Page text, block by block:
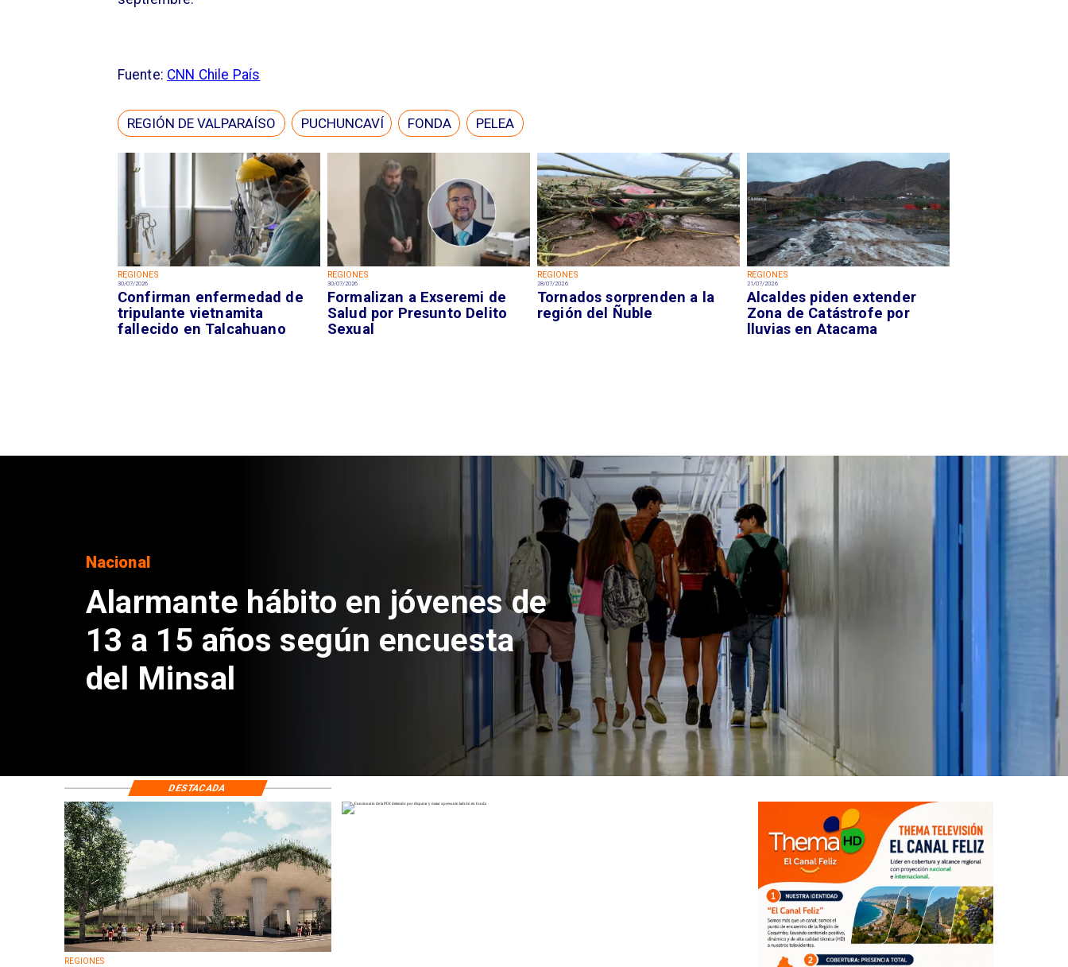
REGIONES
30/07/2026
Confirman enfermedad de
tripulante vietnamita
fallecido en Talcahuano
REGIONES
30/07/2026
Formalizan a Exseremi de
Salud por Presunto Delito
Sexual
REGIONES
28/07/2026
Tornados sorprenden a la
región del Ñuble
REGIONES
21/07/2026
Alcaldes piden extender
Zona de Catástrofe por
lluvias en Atacama
Fuente: CNN Chile País
REGIÓN DE VALPARAÍSO PUCHUNCAVÍ FONDA PELEA
Regiones
Aprueban creación del Parque
Sebastián Piñera con inversión
de $4 mil millones
REGIONES
DESTACADA